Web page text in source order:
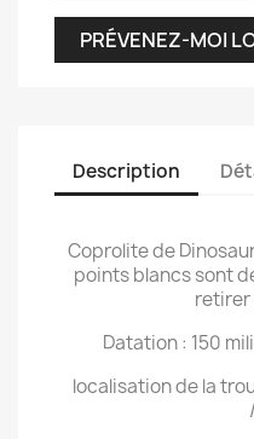
PRÉVENEZ-MOI
Description
Coprolite de
points blancs sont
retirer
Datation : 150
localisation de la